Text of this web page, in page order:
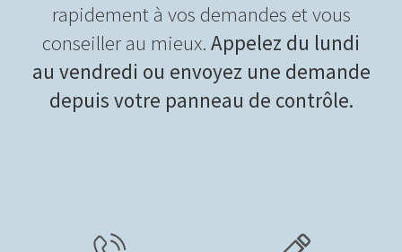
rapidement à vos demandes et vous
conseiller au mieux. Appelez du lundi
au vendredi ou envoyez une demande
depuis votre panneau de contrôle.